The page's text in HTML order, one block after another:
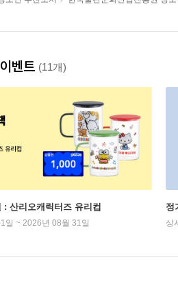
벤트 (11개)
: 산리오캐릭터즈 유리컵
일 ~ 2026년 08월 31일
정
상